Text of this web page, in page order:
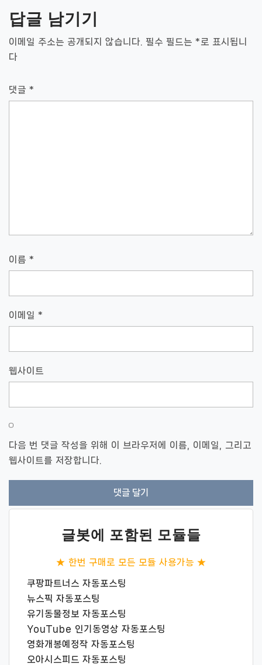
게
이
션
답글 남기기
이메일 주소는 공개되지 않습니다. 필수 필드는 * 로 표시됩니
다
댓글 *
이름 *
이메일 *
웹사이트
다음 번 댓글 작성을 위해 이 브라우저에 이름, 이메일, 그리고
웹사이트를 저장합니다.
글봇에 포함된 모듈들
★ 한번 구매로 모든 모듈 사용가능 ★
쿠팡파트너스 자동포스팅
뉴스픽 자동포스팅
유기동물정보 자동포스팅
YouTube 인기동영상 자동포스팅
영화개봉예정작 자동포스팅
오아시스피드 자동포스팅